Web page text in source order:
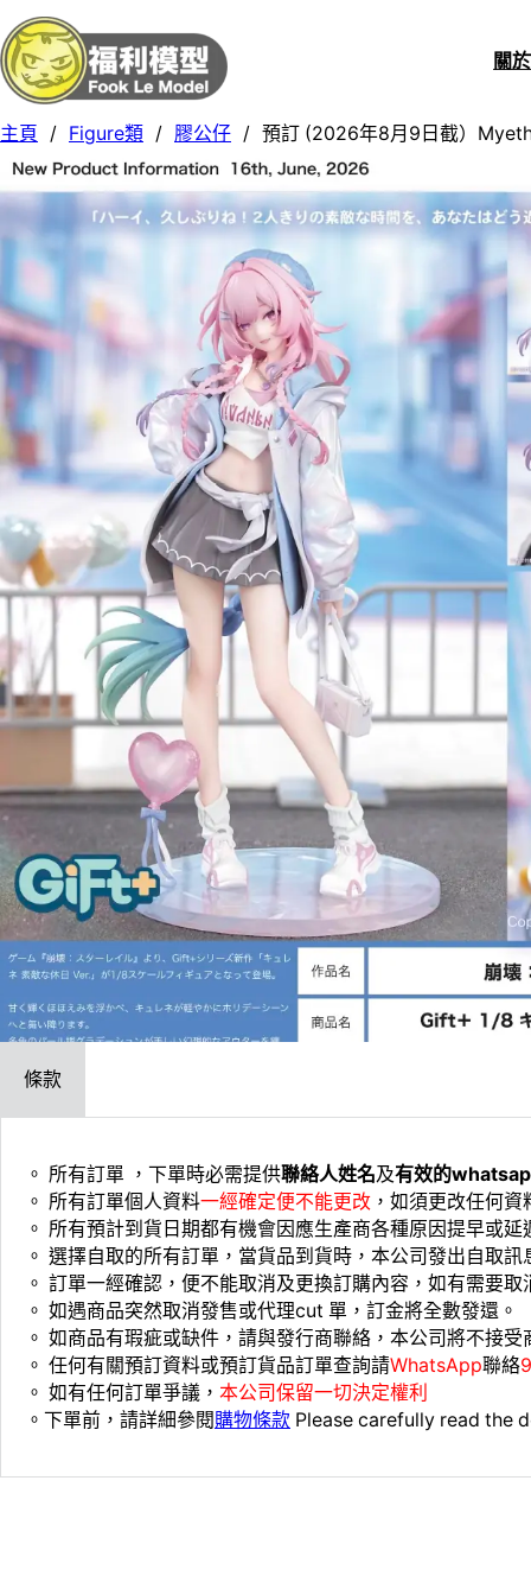
關
主頁 / Figure類 / 膠公仔 / 預訂 (2026年8月9日截）
條款
。 所有訂單 ，下單時必需提供聯絡人姓名及有效的
。 ⁠所有訂單個人資料一經確定便不能更改 ，如須更改任何
。 ⁠所有預計到貨日期都有機會因應生產商各種原因提早或
。 ⁠選擇自取的所有訂單，當貨品到貨時，本公司發出自取訊
。 ⁠訂單一經確認，便不能取消及更換訂購內容，如有需要取
。 ⁠如遇商品突然取消發售或代理cut 單，訂金將全數發還。
。 ⁠如商品有瑕疵或缺件，請與發行商聯絡，本公司將不接
。 ⁠⁠任何有關預訂資料或預訂貨品訂單查詢請WhatsApp聯絡
。 ⁠如有任何訂單爭議， 本公司保留一切決定權利
。下單前，請詳細參閱購物條款 Please carefully read the